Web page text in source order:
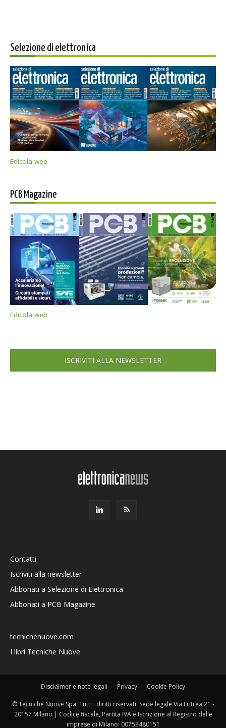
Selezione di elettronica
Edicola web
PCB Magazine
Edicola web
ISCRIVITI ALLA NEWSLETTER
Contatti
Iscriviti alla newsletter
Abbonati a Selezione di Elettronica
Abbonati a PCB Magazine
tecnichenuove.com
I libri Tecniche Nuove
Disclaimer e note legali Privacy Cookie Policy
© Tecniche Nuove Spa. Tutti i diritti riservati. Sede legale Via Eritrea 21 -
20157 Milano | Codice fiscale, Partita IVA e Iscrizione al Registro delle
imprese di Milano: 00753480151